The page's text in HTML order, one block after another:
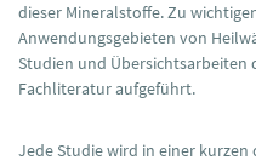
dieser Mineralstoffe. Zu
Anwendungsgebieten von
Studien und
Fachliteratur aufgeführt.
Jede Studie wird in einer